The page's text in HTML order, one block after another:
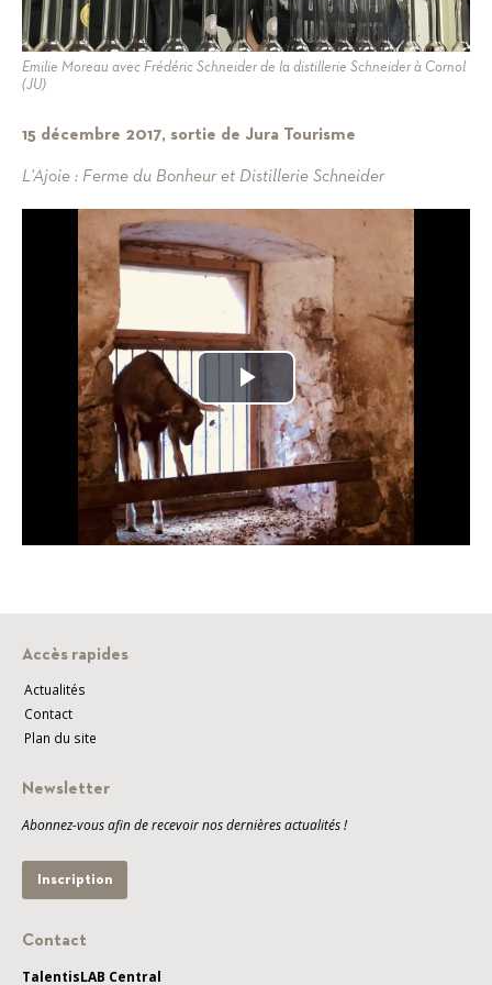
Emilie Moreau avec Frédéric Schneider de la distillerie Schneider à Cornol
(JU)
15 décembre 2017, sortie de Jura Tourisme
L'Ajoie : Ferme du Bonheur et Distillerie Schneider
Play
Video
Accès rapides
Actualités
Contact
Plan du site
Newsletter
Abonnez-vous afin de recevoir nos dernières actualités !
Inscription
Contact
TalentisLAB Central